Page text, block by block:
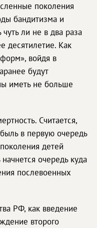
поколения
бандитизма и
ли не в два раза
десятилетие. Как
войдя в
будут
иметь не больше
Считается,
в первую очередь
детей
очередь куда
послевоенных
РФ, как введение
второго